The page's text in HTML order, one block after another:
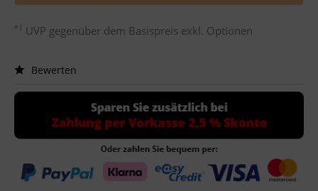
*1 UVP gegenüber dem Basispreis exkl. Optionen
Bewerten